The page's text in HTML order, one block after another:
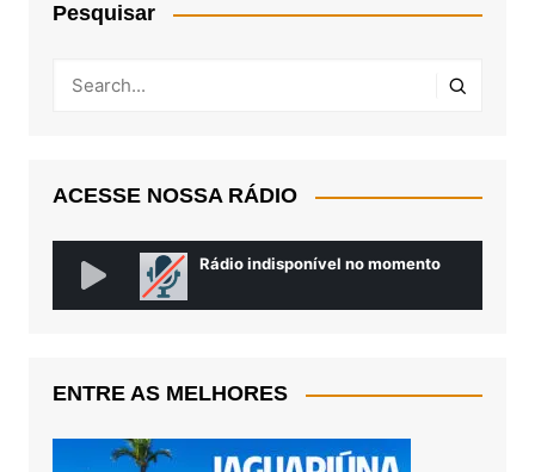
Pesquisar
ACESSE NOSSA RÁDIO
ENTRE AS MELHORES